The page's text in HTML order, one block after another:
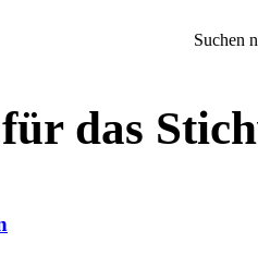
Suchen
das